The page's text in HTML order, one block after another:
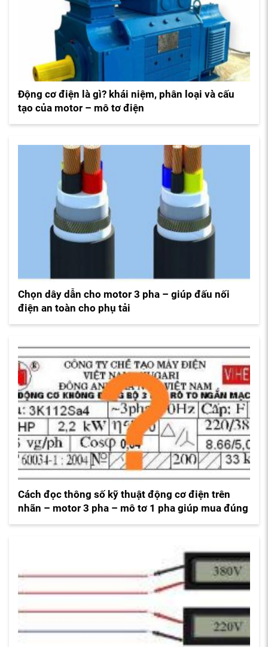
Động cơ điện là gì? khái niệm, phân loại và cấu
tạo của motor – mô tơ điện
Chọn dây dẫn cho motor 3 pha – giúp đấu nối
điện an toàn cho phụ tải
Cách đọc thông số kỹ thuật động cơ điện trên
nhãn – motor 3 pha – mô tơ 1 pha giúp mua đúng